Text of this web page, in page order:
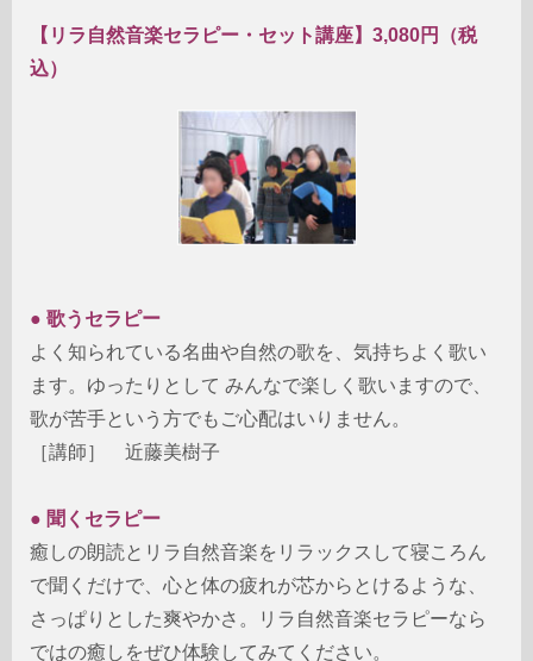
【リラ自然音楽セラピー・セット講座】3,080円（税
込）
● 歌うセラピー
よく知られている名曲や自然の歌を、気持ちよく歌い
ます。ゆったりとして みんなで楽しく歌いますので、
歌が苦手という方でもご心配はいりません。
［講師］ 近藤美樹子
● 聞くセラピー
癒しの朗読とリラ自然音楽をリラックスして寝ころん
で聞くだけで、心と体の疲れが芯からとけるような、
さっぱりとした爽やかさ。リラ自然音楽セラピーなら
ではの癒しをぜひ体験してみてください。